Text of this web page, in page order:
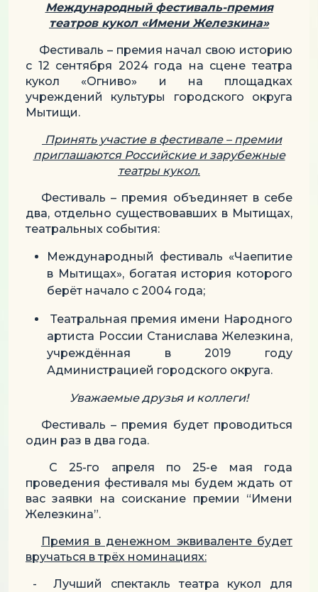
Международный фестиваль-премия
театров кукол «Имени Железкина»
Фестиваль – премия начал свою историю
с 12 сентября 2024 года на сцене театра
кукол «Огниво» и на площадках
учреждений культуры городского округа
Мытищи.
Принять участие в фестивале – премии
приглашаются Российские и зарубежные
театры кукол.
Фестиваль – премия объединяет в себе
два, отдельно существовавших в Мытищах,
театральных события:
Международный фестиваль «Чаепитие
в Мытищах», богатая история которого
берёт начало с 2004 года;
Театральная премия имени Народного
артиста России Станислава Железкина,
учреждённая в 2019 году
Администрацией городского округа.
Уважаемые друзья и коллеги!
Фестиваль – премия будет проводиться
один раз в два года.
С 25-го апреля по 25-е мая года
проведения фестиваля мы будем ждать от
вас заявки на соискание премии “Имени
Железкина”.
Премия в денежном эквиваленте будет
вручаться в трёх номинациях:
- Лучший спектакль театра кукол для